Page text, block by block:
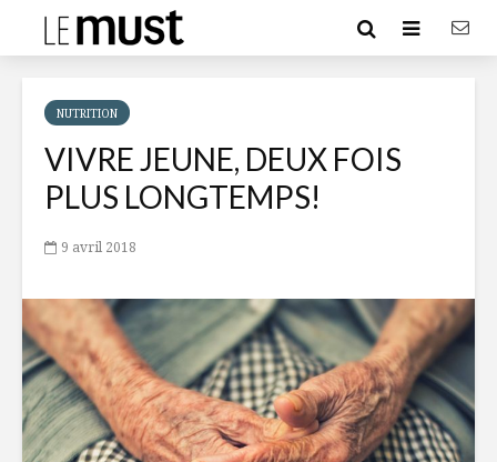
NUTRITION
VIVRE JEUNE, DEUX FOIS
PLUS LONGTEMPS!
9 avril 2018